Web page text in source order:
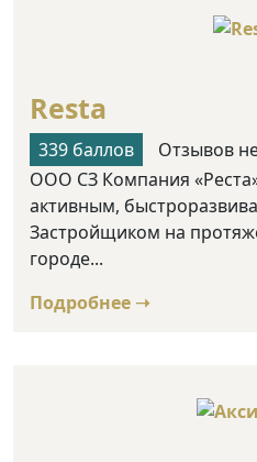
Resta
339 баллов Отзывов
ООО СЗ Компания
активным,
Застройщиком на
городе...
Подробнее ➝